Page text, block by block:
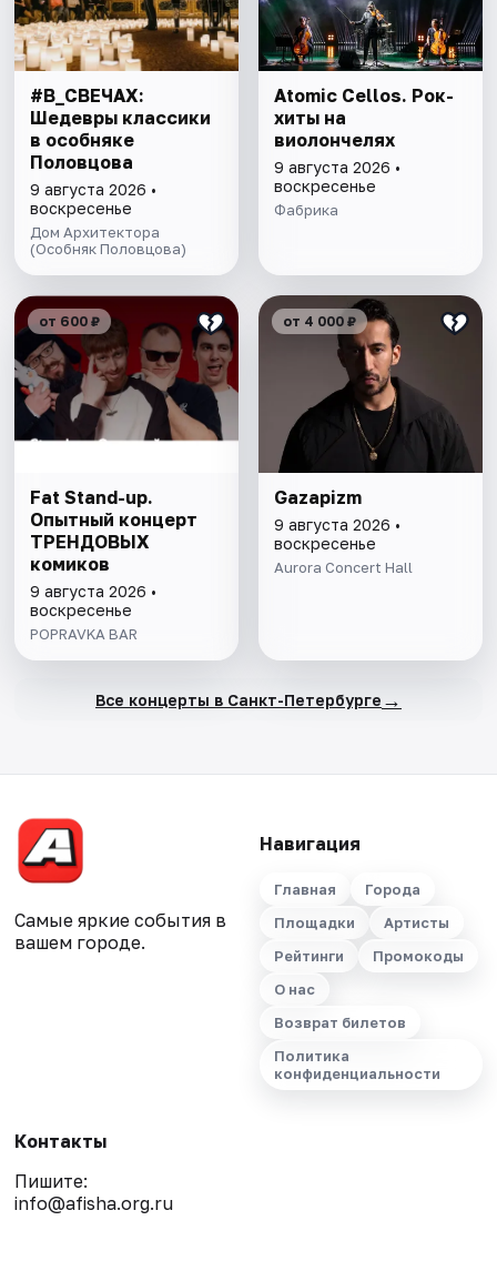
#В_СВЕЧАХ:
Шедевры классики
в особняке
Половцова
9 августа 2026 •
воскресенье
Дом Архитектора
(Особняк Половцова)
Atomic Cellos. Рок-
хиты на
виолончелях
9 августа 2026 •
воскресенье
Фабрика
от 600 ₽
Fat Stand-up.
Опытный концерт
ТРЕНДОВЫХ
комиков
9 августа 2026 •
воскресенье
POPRAVKA BAR
от 4 000 ₽
Gazapizm
9 августа 2026 •
воскресенье
Aurora Concert Hall
Все концерты в Санкт-Петербурге →
Самые яркие события в
вашем городе.
Навигация
Главная
Города
Площадки
Артисты
Рейтинги
Промокоды
О нас
Возврат билетов
Политика
конфиденциальности
Контакты
Пишите:
info@afisha.org.ru